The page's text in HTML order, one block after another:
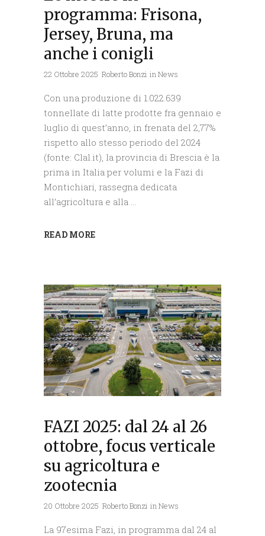
programma: Frisona,
Jersey, Bruna, ma
anche i conigli
22 Ottobre 2025 Roberto Bonzi inNews
Con una produzione di 1.022.639
tonnellate di latte prodotte fra gennaio e
luglio di quest’anno, in frenata del 2,77%
rispetto allo stesso periodo del 2024
(fonte: Clal.it), la provincia di Brescia è la
prima in Italia per volumi e la Fazi di
Montichiari, rassegna dedicata
all’agricoltura e alla
READ MORE
FAZI 2025: dal 24 al 26
ottobre, focus verticale
su agricoltura e
zootecnia
20 Ottobre 2025 Roberto Bonzi inNews
La 97esima Fazi, in programma dal 24 al